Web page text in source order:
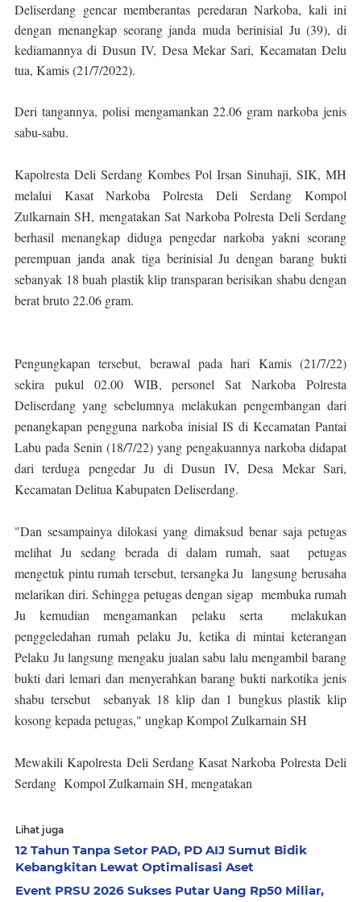
Deliserdang gencar memberantas peredaran Narkoba, kali ini
dengan menangkap seorang janda muda berinisial Ju (39), di
kediamannya di Dusun IV, Desa Mekar Sari, Kecamatan Delu
tua, Kamis (21/7/2022).
Deri tangannya, polisi mengamankan 22.06 gram narkoba jenis
sabu-sabu.
Kapolresta Deli Serdang Kombes Pol Irsan Sinuhaji, SIK, MH
melalui Kasat Narkoba Polresta Deli Serdang Kompol
Zulkarnain SH, mengatakan Sat Narkoba Polresta Deli Serdang
berhasil menangkap diduga pengedar narkoba yakni seorang
perempuan janda anak tiga berinisial Ju dengan barang bukti
sebanyak 18 buah plastik klip transparan berisikan shabu dengan
berat bruto 22.06 gram.
Pengungkapan tersebut, berawal pada hari Kamis (21/7/22)
sekira pukul 02.00 WIB, personel Sat Narkoba Polresta
Deliserdang yang sebelumnya melakukan pengembangan dari
penangkapan pengguna narkoba inisial IS di Kecamatan Pantai
Labu pada Senin (18/7/22) yang pengakuannya narkoba didapat
dari terduga pengedar Ju di Dusun IV, Desa Mekar Sari,
Kecamatan Delitua Kabupaten Deliserdang.
"Dan sesampainya dilokasi yang dimaksud benar saja petugas
melihat Ju sedang berada di dalam rumah, saat petugas
mengetuk pintu rumah tersebut, tersangka Ju langsung berusaha
melarikan diri. Sehingga petugas dengan sigap membuka rumah
Ju kemudian mengamankan pelaku serta melakukan
penggeledahan rumah pelaku Ju, ketika di mintai keterangan
Pelaku Ju langsung mengaku jualan sabu lalu mengambil barang
bukti dari lemari dan menyerahkan barang bukti narkotika jenis
shabu tersebut sebanyak 18 klip dan 1 bungkus plastik klip
kosong kepada petugas," ungkap Kompol Zulkarnain SH
Mewakili Kapolresta Deli Serdang Kasat Narkoba Polresta Deli
Serdang Kompol Zulkarnain SH, mengatakan
Lihat juga
12 Tahun Tanpa Setor PAD, PD AIJ Sumut Bidik
Kebangkitan Lewat Optimalisasi Aset
Event PRSU 2026 Sukses Putar Uang Rp50 Miliar,